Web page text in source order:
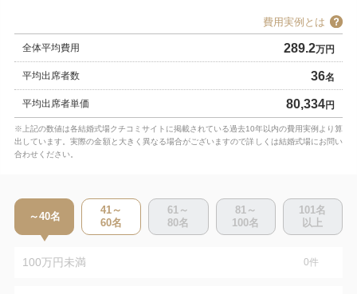
費用実例とは
全体平均費用 289.2万円
平均出席者数 36名
平均出席者単価 80,334円
※上記の数値は各結婚式場クチコミサイトに掲載されている過去10年以内の費用実例より算
出しています。実際の金額と大きく異なる場合がございますので詳しくは結婚式場にお問い
合わせください。
～40名
41～
60名
61～
80名
81～
100名
101名
以上
100万円未満 0件